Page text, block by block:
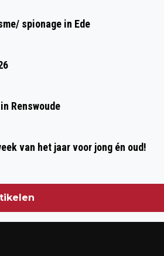
spionage in Ede
Renswoude
van het jaar voor jong én oud!